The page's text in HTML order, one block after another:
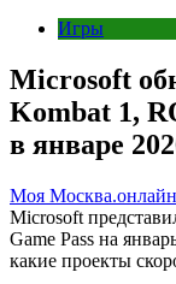
Игры
Microsoft
Kombat 1,
в январе
Моя Москва.онлайн
Microsoft
Game Pass на
какие проекты